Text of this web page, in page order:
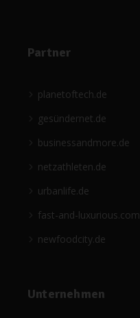
Partner
planetoftech.de
gesündernet.de
businessandmore.de
netzathleten.de
urbanlife.de
fast-and-luxurious.com
newfoodcity.de
Unternehmen